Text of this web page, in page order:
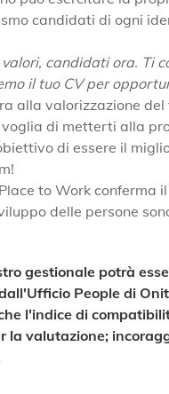
candidati di ogni
candidati ora. Ti
il tuo CV per
alla valorizzazione
di metterti alla
di essere il
to Work conferma
delle persone
gestionale potrà
People di
l'indice di
la valutazione;